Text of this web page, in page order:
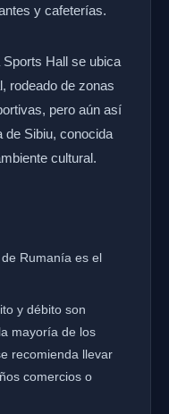
y cafeterías.
Sports Hall se ubica
rodeado de zonas
pero aún así
de Sibiu, conocida
cultural.
Rumanía es el
y débito son
mayoría de los
recomienda llevar
comercios o